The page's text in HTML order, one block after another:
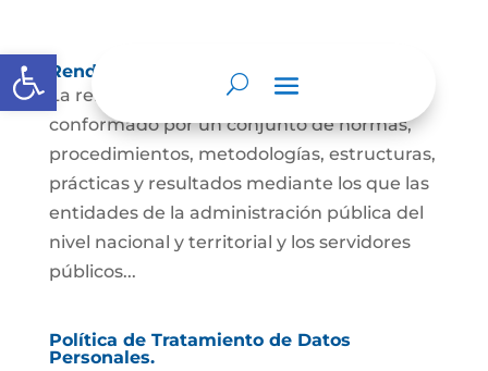
Abrir barra de herramientas
Rendición de cuentas
La rendición de cuentas es el proceso
conformado por un conjunto de normas,
procedimientos, metodologías, estructuras,
prácticas y resultados mediante los que las
entidades de la administración pública del
nivel nacional y territorial y los servidores
públicos...
Política de Tratamiento de Datos
Personales.